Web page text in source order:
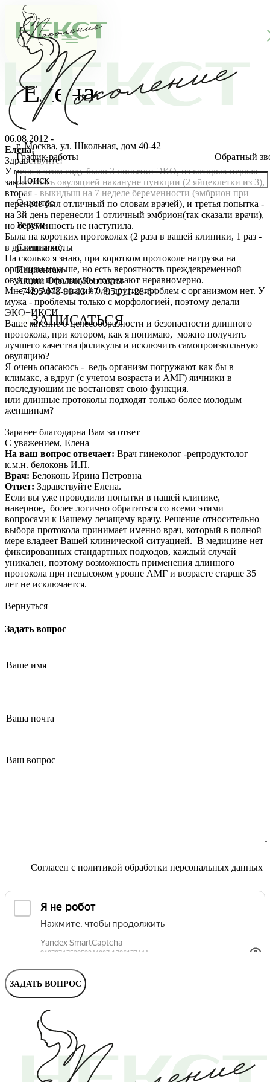
г. Москва, ул. Школьная, дом 40-42
График работы
Обратный
О центре
О клинике
Новости
Благотворительность
Сотрудничество с врачами
График работы
Фотогалерея
Видео
Истории пациентов
Услуги
Консультации специалистов
Стоимость ЭКО
Программы врт и эко
Донорство
Акушерство и гинекология
Андрология
Анализы
Специалисты
Главный врач
Заместитель главного врача
Репродуктолог
Гинеколог
Андролог
Генетик
Эндокринолог
Специалист УЗД
Эмбриолог
Анестезиолог
Психолог
Гематолог
Терапевт
Маммолог
Пациентам
Онлайн-консультации специалистов
Онлайн-оплата
Вопрос специалисту (Вопрос-ответ)
ЭКО по ОМС
Хранение эмбрионов
Налоговый вычет
Проживание
Транспортировка репродуктивного материала
Обследования перед ЭКО, криопереносом (по ОМС)
Обследование перед ЭКО, для сурмам и доноров (на
Формы документов
Политика обработки персональных данных
Полезные статьи и видео
АкцииОтзывыКонтакты
+7 495 678-90-03 +7 495 911-28-64
ЗАПИСАТЬСЯ
Елена
06.08.2012 -
Елена:
Здравствуйте!
У меня в этом году было 3 попытки ЭКО, из которых первая
закончилась овуляцией накануне пункции (2 яйцеклетки из 3),
вторая - выкидыш на 7 неделе беременности (эмбрион при
переносе был отличный по словам врачей), и третья попытка -
на 3й день перенесли 1 отличный эмбрион(так сказали врачи),
но беременность не наступила.
Была на коротких протоколах (2 раза в вашей клиники, 1 раз -
в др.клинике).
На сколько я знаю, при коротком протоколе нагрузка на
организм меньше, но есть вероятность преждевременной
овуляции и фоликулы созревают неравномерно.
Мне 42, АМГ низкий 0,9, других проблем с организмом нет. У
мужа - проблемы только с морфологией, поэтому делали
ЭКО+ИКСИ.
Ваше мнение о целесообразности и безопасности длинного
протокола, при котором, как я понимаю, можно получить
лучшего качества фоликулы и исключить самопроизвольную
овуляцию?
Я очень опасаюсь - ведь организм погружают как бы в
климакс, а вдруг (с учетом возраста и АМГ) яичники в
последующим не востановят свою функция.
или длинные протоколы подходят только более молодым
женщинам?
Заранее благодарна Вам за ответ
С уважением, Елена
На ваш вопрос отвечает: Врач гинеколог -репродуктолог
к.м.н. белоконь И.П.
Врач: Белоконь Ирина Петровна
Ответ: Здравствуйте Елена.
Если вы уже проводили попытки в нашей клинике,
наверное, более логично обратиться со всеми этими
вопросами к Вашему лечащему врачу. Решение относительно
выбора протокола принимает именно врач, который в полной
мере владеет Вашей клинической ситуацией. В медицине нет
фиксированных стандартных подходов, каждый случай
уникален, поэтому возможность применения длинного
протокола при невысоком уровне АМГ и возрасте старше 35
лет не исключается.
Вернуться
Задать вопрос
Согласен с политикой обработки персональных данных
ЗАДАТЬ ВОПРОС